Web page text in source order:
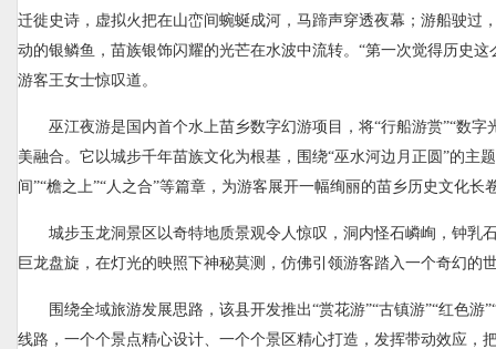
迁徙史诗，虚拟火把在山峦间蜿蜒成河，马蹄声穿透夜幕；游船驶过
动的银鳞鱼，苗族银饰闪耀的光芒在水波中流转。“第一次觉得历史这
游客王女士惊叹道。
巫江夜游是国内首个水上苗乡数字幻游项目，将“行船游赏”“数字
美融合。它以城步千年苗族文化为根基，围绕“巫水河边月正圆”的主
间”“檐之上”“人之合”等篇章，为游客展开一幅绚丽的苗乡历史文化长
城步玉龙洞景区以奇特地质景观令人惊叹，洞内怪石嶙峋，钟乳
巨龙盘旋，在灯光的映照下神秘莫测，仿佛引领游客踏入一个奇幻的
围绕全域旅游发展思路，该县开发推出“赏花游”“古镇游”“红色游
线路，一个个景点精心设计、一个个景区精心打造，发挥带动效应，